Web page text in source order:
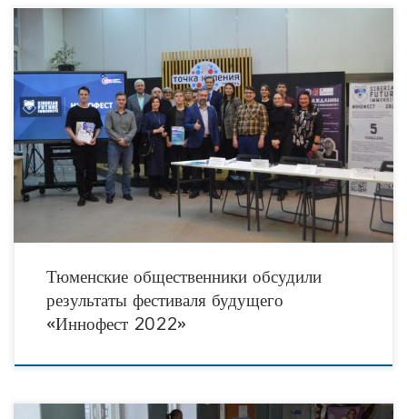
Накануне Дня народного единства, 3 ноября 2022 года, в пространстве для
коллективной работы «Точка Кипения-Тюмень» состоялось торжественное
подведение итогов иммерсивного фестиваля новых технологий «Иннофест
2022».
Тюменские общественники обсудили
результаты фестиваля будущего
«Иннофест 2022»